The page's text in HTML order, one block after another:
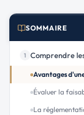
SOMMAIRE
1